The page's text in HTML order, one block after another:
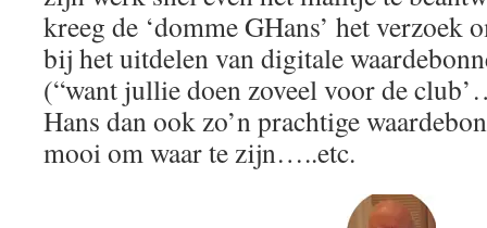
kreeg de ‘domme GHans’ het verzoek
bij het uitdelen van digitale
(“want jullie doen zoveel voor de
Hans dan ook zo’n prachtige
mooi om waar te zijn…..etc.